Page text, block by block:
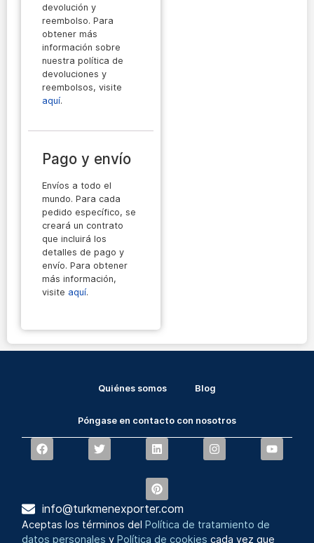
devolución y
reembolso. Para
obtener más
información sobre
nuestra política de
devoluciones y
reembolsos, visite
aquí.
Pago y envío
Envíos a todo el
mundo. Para cada
pedido específico, se
creará un contrato
que incluirá los
detalles de pago y
envío. Para obtener
más información,
visite aquí.
Quiénes somos Blog
Póngase en contacto con nosotros
info@turkmenexporter.com
Aceptas los términos delPolítica de tratamiento de
datos personales yPolítica de cookies cada vez que